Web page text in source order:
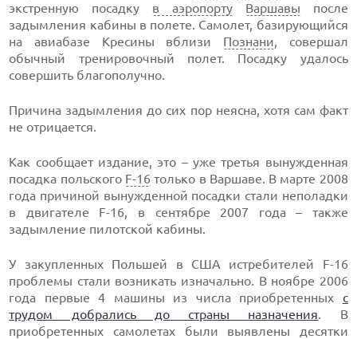
экстренную посадку в аэропорту Варшавы после
задымления кабины в полете. Самолет, базирующийся
на авиабазе Кресины вблизи Познани, совершал
обычный тренировочный полет. Посадку удалось
совершить благополучно.
Причина задымления до сих пор неясна, хотя сам факт
не отрицается.
Как сообщает издание, это – уже третья вынужденная
посадка польского F-16только в Варшаве. В марте 2008
года причиной вынужденной посадки стали неполадки
в двигателе F-16, в сентябре 2007 года – также
задымление пилотской кабины.
У закупленных Польшей в США истребителей F-16
проблемы стали возникать изначально. В ноябре 2006
года первые 4 машины из числа приобретенных с
трудом добрались до страны назначения. В
приобретенных самолетах были выявлены десятки